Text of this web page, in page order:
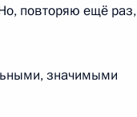
повторяю ещё раз,
значимыми